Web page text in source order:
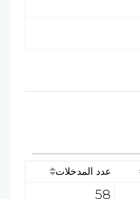
عدد المدخلات
58